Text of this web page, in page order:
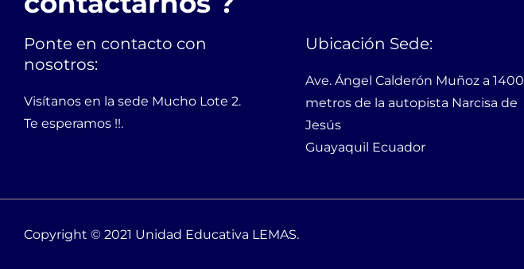
Ponte en contacto con
nosotros:
Visítanos en la sede Mucho Lote 2.
Te esperamos !!.
Ubicación Sede:
Ave. Ángel Calderón Muñoz a 1400
metros de la autopista Narcisa de
Jesús
Guayaquil Ecuador
Copyright © 2021 Unidad Educativa LEMAS.